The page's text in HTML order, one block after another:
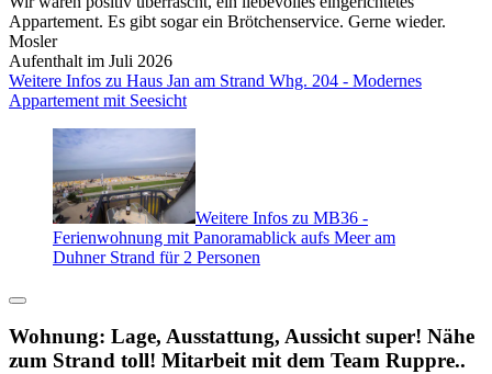
Appartement. Es gibt sogar ein Brötchenservice. Gerne wieder.
Mosler
Aufenthalt im Juli 2026
Weitere Infos zu Haus Jan am Strand Whg. 204 - Modernes
Appartement mit Seesicht
Weitere Infos zu MB36 -
Ferienwohnung mit Panoramablick aufs Meer am
Duhner Strand für 2 Personen
Wohnung: Lage, Ausstattung, Aussicht super! Nähe
zum Strand toll! Mitarbeit mit dem Team Ruppre..